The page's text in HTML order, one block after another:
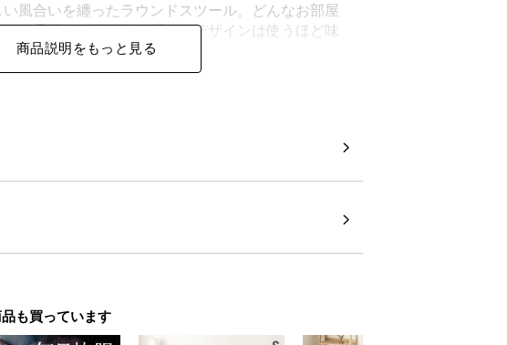
風合いを纏ったラウンドスツール。どんなお部屋
な雰囲気と天然木を感じるデザインは使うほど味
けます。
商品説明をもっと見る
も買っています